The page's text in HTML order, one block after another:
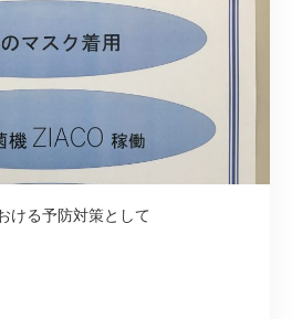
ける予防対策として